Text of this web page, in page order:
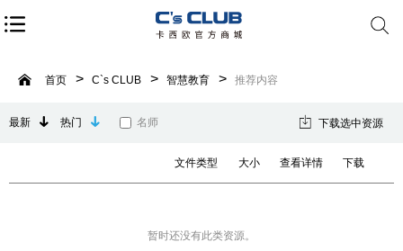
首页 C`s CLUB 智慧教育 推荐内容
最新 热门 名师 下载选中资源
文件类型 大小 查看详情 下载
暂时还没有此类资源。